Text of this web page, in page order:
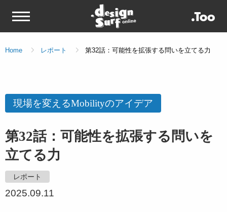
Home レポート 第32話：可能性を拡張する問いを立てる力
現場を変えるMobilityのアイデア
第32話：可能性を拡張する問いを
立てる力
レポート
2025.09.11